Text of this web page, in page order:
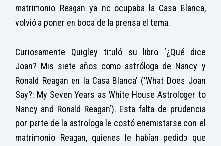
matrimonio Reagan ya no ocupaba la Casa Blanca,
volvió a poner en boca de la prensa el tema.
Curiosamente Quigley tituló su libro ‘¿Qué dice
Joan? Mis siete años como astróloga de Nancy y
Ronald Reagan en la Casa Blanca’ (‘What Does Joan
Say?: My Seven Years as White House Astrologer to
Nancy and Ronald Reagan‘). Esta falta de prudencia
por parte de la astrologa le costó enemistarse con el
matrimonio Reagan, quienes le habían pedido que